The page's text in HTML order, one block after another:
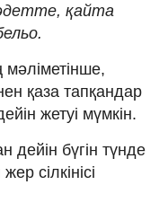
қайта
қаза тапқандар
жетуі мүмкін.
дейін бүгін түнде
сілкінісі